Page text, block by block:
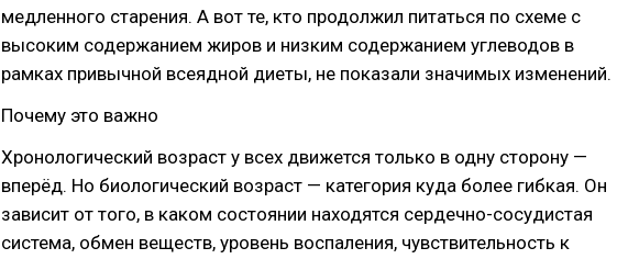
медленного старения. А вот те, кто продолжил питаться по схеме с
высоким содержанием жиров и низким содержанием углеводов в
рамках привычной всеядной диеты, не показали значимых изменений.
Почему это важно
Хронологический возраст у всех движется только в одну сторону —
вперёд. Но биологический возраст — категория куда более гибкая. Он
зависит от того, в каком состоянии находятся сердечно-сосудистая
система, обмен веществ, уровень воспаления, чувствительность к